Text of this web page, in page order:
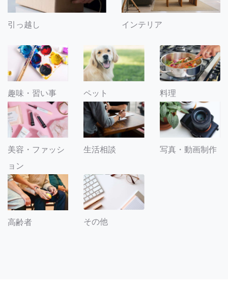
引っ越し インテリア
趣味・習い事 ペット 料理
美容・ファッシ
ョン
生活相談 写真・動画制作
高齢者 その他